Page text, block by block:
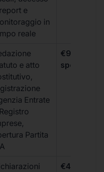
e
in
reale
e atto
Entrate
Partita
€99 + IVA
spese
€499 +